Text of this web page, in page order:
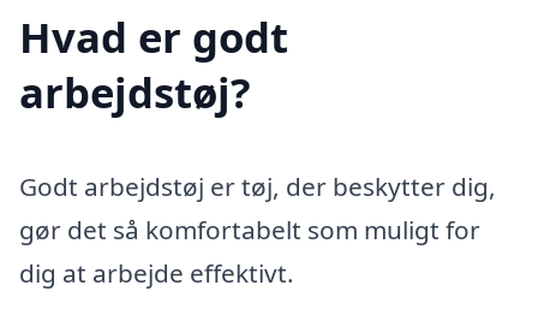
Hvad er godt
arbejdstøj?
Godt arbejdstøj er tøj, der beskytter dig,
gør det så komfortabelt som muligt for
dig at arbejde effektivt.